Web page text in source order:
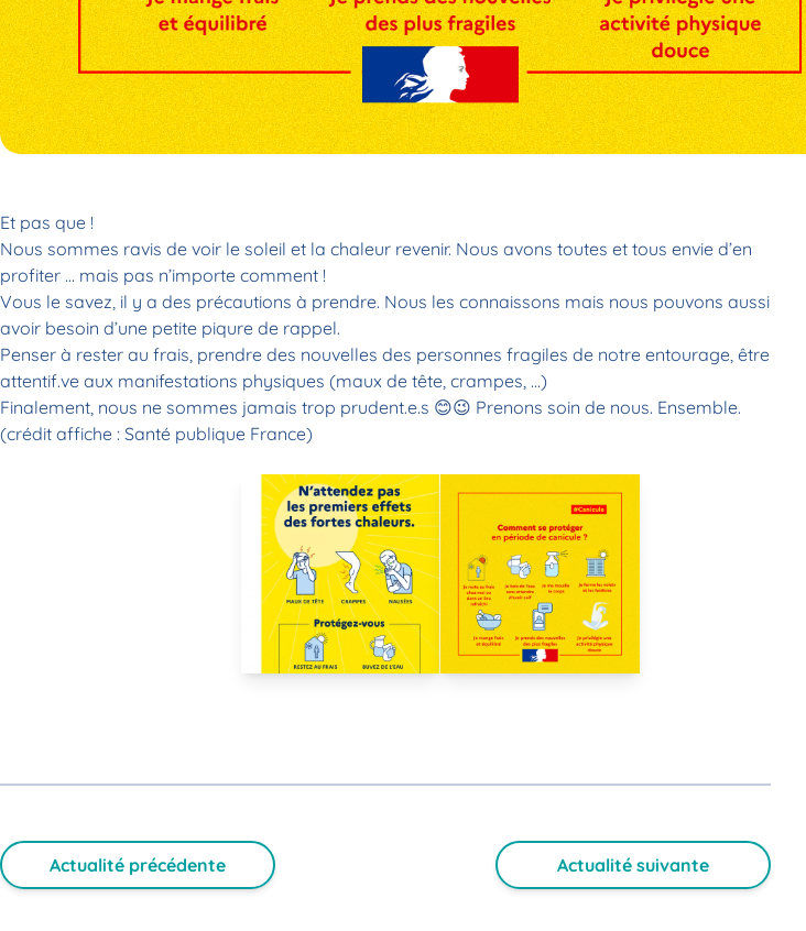
Et pas que !
Nous sommes ravis de voir le soleil et la chaleur revenir. Nous avons toutes et tous envie d’en
profiter … mais pas n’importe comment !
Vous le savez, il y a des précautions à prendre. Nous les connaissons mais nous pouvons aussi
avoir besoin d’une petite piqure de rappel.
Penser à rester au frais, prendre des nouvelles des personnes fragiles de notre entourage, être
attentif.ve aux manifestations physiques (maux de tête, crampes, …)
Finalement, nous ne sommes jamais trop prudent.e.s 😊😉 Prenons soin de nous. Ensemble.
(crédit affiche : Santé publique France)
Actualité précédente Actualité suivante